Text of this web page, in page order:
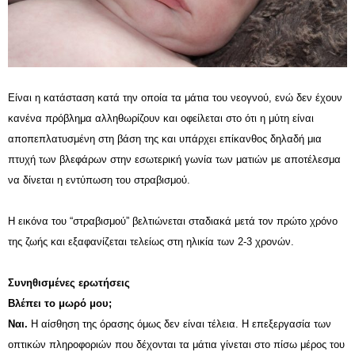
Είναι η κατάσταση κατά την οποία τα μάτια του νεογνού, ενώ δεν έχουν
κανένα πρόβλημα αλληθωρίζουν και οφείλεται στο ότι η μύτη είναι
αποπεπλατυσμένη στη βάση της και υπάρχει επίκανθος δηλαδή μια
πτυχή των βλεφάρων στην εσωτερική γωνία των ματιών με αποτέλεσμα
να δίνεται η εντύπωση του στραβισμού.
Η εικόνα του “στραβισμού” βελτιώνεται σταδιακά μετά τον πρώτο χρόνο
της ζωής και εξαφανίζεται τελείως στη ηλικία των 2-3 χρονών.
Συνηθισμένες ερωτήσεις
Βλέπει το μωρό μου;
Ναι. Η αίσθηση της όρασης όμως δεν είναι τέλεια. Η επεξεργασία των
οπτικών πληροφοριών που δέχονται τα μάτια γίνεται στο πίσω μέρος του